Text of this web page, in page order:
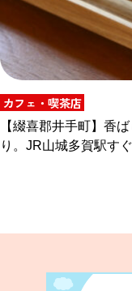
カフェ・喫茶店
【綴喜郡井手町】香
り。JR山城多賀駅す